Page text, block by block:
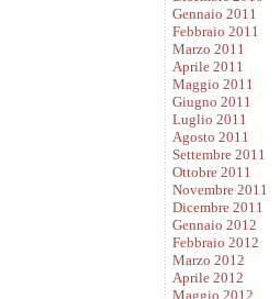
Gennaio 2011
Febbraio 2011
Marzo 2011
Aprile 2011
Maggio 2011
Giugno 2011
Luglio 2011
Agosto 2011
Settembre 2011
Ottobre 2011
Novembre 2011
Dicembre 2011
Gennaio 2012
Febbraio 2012
Marzo 2012
Aprile 2012
Maggio 2012